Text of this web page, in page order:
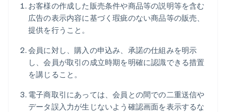
お客様の作成した販売条件や商品等の説明等を含む
広告の表示内容に基づく瑕疵のない商品等の販売、
提供を行うこと。
会員に対し、購入の申込み、承諾の仕組みを明示
し、会員が取引の成立時期を明確に認識できる措置
を講じること。
電子商取引にあっては、会員との間での二重送信や
データ誤入力が生じないよう確認画面を表示するな